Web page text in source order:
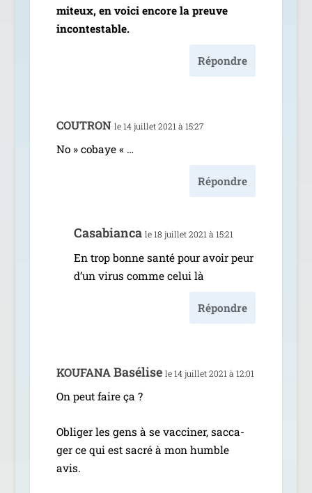
mi­teux, en voi­ci encore la preuve
incontestable.
Répondre
COUTRON le 14 juillet 2021 à 15:27
No » cobaye « …
Répondre
Casabianca le 18 juillet 2021 à 15:21
En trop bonne san­té pour avoir peur
d’un virus comme celui là
Répondre
KOUFANABasélise le 14 juillet 2021 à 12:01
On peut faire ça ?
Obliger les gens à se vac­ci­ner, sac­ca­
ger ce qui est sacré à mon humble
avis.